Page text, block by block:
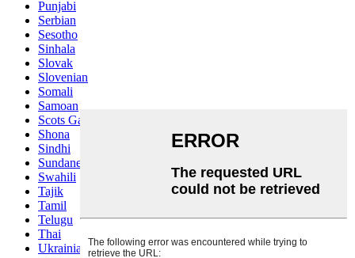
Punjabi
Serbian
Sesotho
Sinhala
Slovak
Slovenian
Somali
Samoan
Scots Gaelic
Shona
Sindhi
Sundanese
Swahili
Tajik
Tamil
Telugu
Thai
Ukrainian